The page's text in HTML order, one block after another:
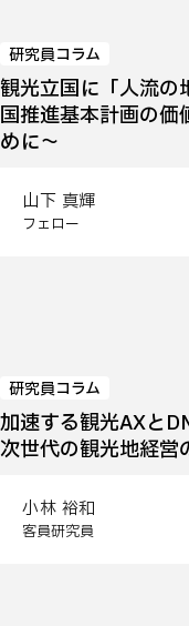
研究員コラム
観光立国に「人流
国推進基本計画の価
めに～
山下 真輝
フェロー
研究員コラム
加速する観光AXと
次世代の観光地経営
小林 裕和
客員研究員